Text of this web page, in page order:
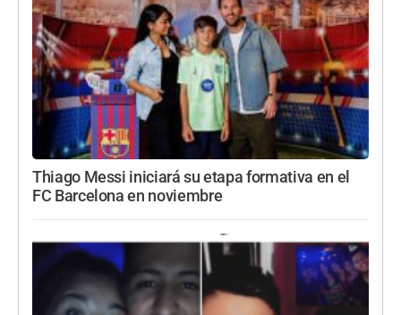
Thiago Messi iniciará su etapa formativa en el
FC Barcelona en noviembre